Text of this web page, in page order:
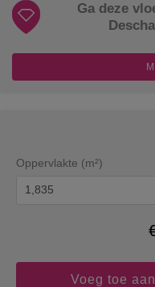
Ga deze
Oppervlakte (m²)
Voeg toe